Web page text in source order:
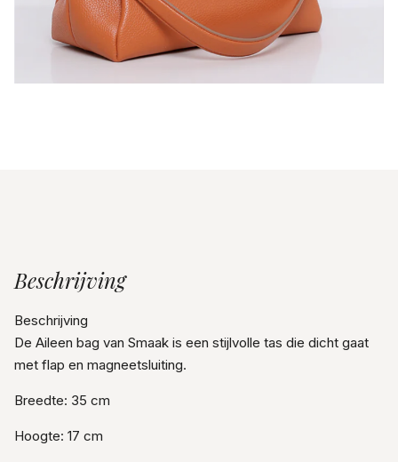
Beschrijving
Beschrijving
De Aileen bag van Smaak is een stijlvolle tas die dicht gaat
met flap en magneetsluiting.
Breedte: 35 cm
Hoogte: 17 cm